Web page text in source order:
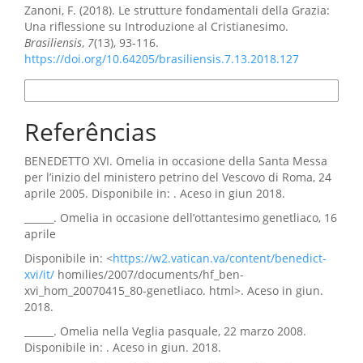
Zanoni, F. (2018). Le strutture fondamentali della Grazia:
Una riflessione su Introduzione al Cristianesimo.
Brasiliensis, 7(13), 93-116.
https://doi.org/10.64205/brasiliensis.7.13.2018.127
Referências
BENEDETTO XVI. Omelia in occasione della Santa Messa
per l’inizio del ministero petrino del Vescovo di Roma, 24
aprile 2005. Disponibile in: . Aceso in giun 2018.
______. Omelia in occasione dell’ottantesimo genetliaco, 16
aprile
Disponibile in: <https://w2.vatican.va/content/benedict-
xvi/it/ homilies/2007/documents/hf_ben-
xvi_hom_20070415_80-genetliaco. html>. Aceso in giun.
2018.
______. Omelia nella Veglia pasquale, 22 marzo 2008.
Disponibile in: . Aceso in giun. 2018.